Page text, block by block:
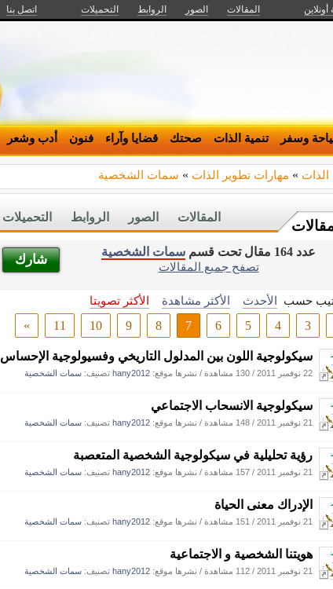
أونلاين المقالات الصور الروابط التحميلات اتصل بنا
وسفر تنمية الذات صحتك قضايا وآراء فنون أدب وشعر
الذات » مهارات تطوير الذات » سمات الشخصية
التحميلات الروابط الصور المقالات
شارك
عدد 164 مقال تحت قسم
سمات الشخصية
تصفح جميع المقالات
حسب الأحدث الأكثر مشاهدة
الأكثر تصويتا
3
4
5
6
7
8
9
10
11
»
سيكولوجية اللون بين المدلول التاريخي وفسيولوجية الإحساس
22 نوفمبر 2011 / 130 مشاهدة / نشرها موقع: hany2012 تصنيف: سمات الشخصية
سيكولوجية الانسحاب الاجتماعي
21 نوفمبر 2011 / 148 مشاهدة / نشرها موقع: hany2012 تصنيف: سمات الشخصية
رؤية تحليلية في سيكولوجية الشخصية المتعصبة
21 نوفمبر 2011 / 157 مشاهدة / نشرها موقع: hany2012 تصنيف: سمات الشخصية
الإدراك معنى الحياة
21 نوفمبر 2011 / 151 مشاهدة / نشرها موقع: hany2012 تصنيف: سمات الشخصية
هويتنا الشخصية و الاجتماعية
21 نوفمبر 2011 / 112 مشاهدة / نشرها موقع: hany2012 تصنيف: سمات الشخصية